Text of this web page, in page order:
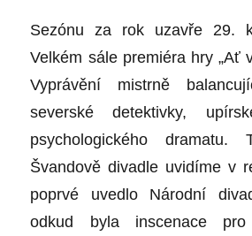
Sezónu za rok uzavře 29.
Velkém sále premiéra hry „Ať
Vyprávění mistrně
severské detektivky,
psychologického
Švandově divadle uvidíme v
poprvé uvedlo Národní
odkud byla inscenace